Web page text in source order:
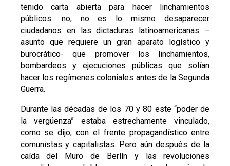
tenido carta abierta para hacer linchamientos
públicos: no, no es lo mismo desaparecer
ciudadanos en las dictaduras latinoamericanas –
asunto que requiere un gran aparato logístico y
burocrático- que promover los linchamientos,
bombardeos y ejecuciones públicas que solían
hacer los regímenes coloniales antes de la Segunda
Guerra.
Durante las décadas de los 70 y 80 este “poder de
la vergüenza” estaba estrechamente vinculado,
como se dijo, con el frente propagandístico entre
comunistas y capitalistas. Pero aún después de la
caída del Muro de Berlín y las revoluciones